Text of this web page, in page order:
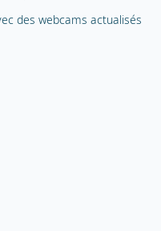
des webcams actualisés